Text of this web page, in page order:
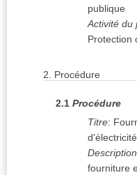
publique
Activité du
Protection
2. Procédure
2.1 Procédure
Titre:
d'électricité
Description
fourniture